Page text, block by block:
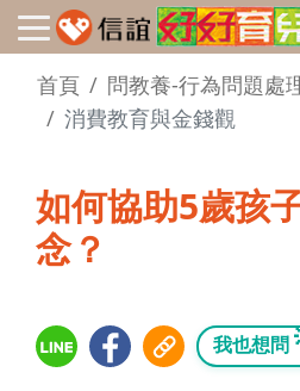
首頁
問教養-行為問題處
消費教育與金錢觀
如何協助5歲孩
念？
我也想問